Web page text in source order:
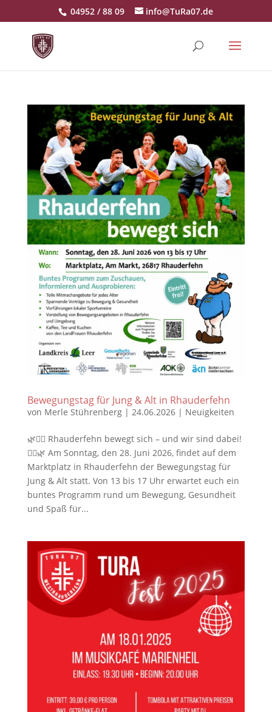
04952 / 88 09 info@TuRa07.de
Bewegungstag für Jung & Alt in Rhauderfehn
von Merle Stührenberg| 24.06.2026| Neuigkeiten
🌿🏃‍♀️ Rhauderfehn bewegt sich – und wir sind dabei!
🏃‍♂️🌿 Am Sonntag, den 28. Juni 2026, findet auf dem
Marktplatz in Rhauderfehn der Bewegungstag für
Jung & Alt statt. Von 13 bis 17 Uhr erwartet euch ein
buntes Programm rund um Bewegung, Gesundheit
und Spaß für...